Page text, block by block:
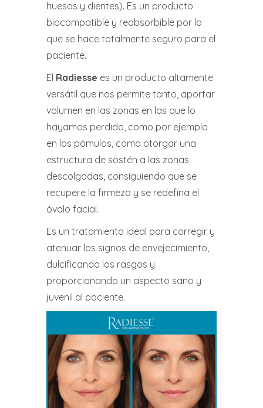
huesos y dientes). Es un producto
biocompatible y reabsorbible por lo
que se hace totalmente seguro para el
paciente.
El Radiesse es un producto altamente
versátil que nos permite tanto, aportar
volumen en las zonas en las que lo
hayamos perdido, como por ejemplo
en los pómulos, como otorgar una
estructura de sostén a las zonas
descolgadas, consiguiendo que se
recupere la firmeza y se redefina el
óvalo facial.
Es un tratamiento ideal para corregir y
atenuar los signos de envejecimiento,
dulcificando los rasgos y
proporcionando un aspecto sano y
juvenil al paciente.